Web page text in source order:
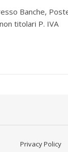
Banche,
titolari P. IVA
Privacy Policy